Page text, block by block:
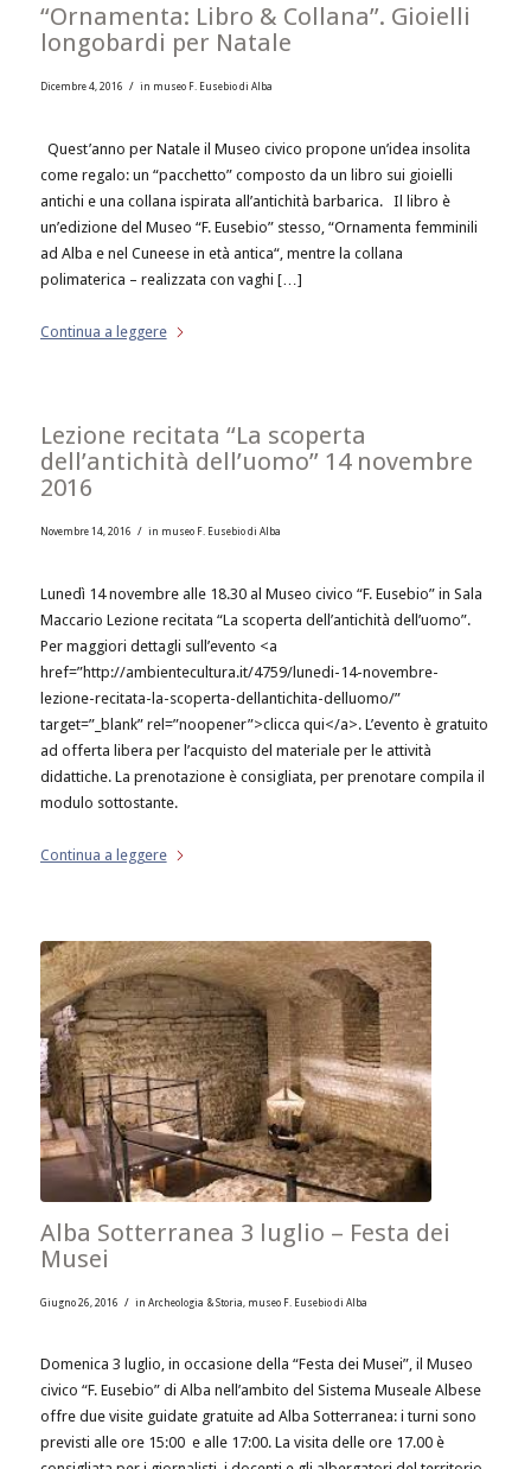
“Ornamenta: Libro & Collana”. Gioielli
longobardi per Natale
Dicembre 4, 2016 / in museo F. Eusebio di Alba
Quest’anno per Natale il Museo civico propone un’idea insolita
come regalo: un “pacchetto” composto da un libro sui gioielli
antichi e una collana ispirata all’antichità barbarica. Il libro è
un’edizione del Museo “F. Eusebio” stesso, “Ornamenta femminili
ad Alba e nel Cuneese in età antica“, mentre la collana
polimaterica – realizzata con vaghi […]
Continua a leggere
Lezione recitata “La scoperta
dell’antichità dell’uomo” 14 novembre
2016
Novembre 14, 2016 / in museo F. Eusebio di Alba
Lunedì 14 novembre alle 18.30 al Museo civico “F. Eusebio” in Sala
Maccario Lezione recitata “La scoperta dell’antichità dell’uomo”.
Per maggiori dettagli sull’evento <a
href=”http://ambientecultura.it/4759/lunedi-14-novembre-
lezione-recitata-la-scoperta-dellantichita-delluomo/”
target=”_blank” rel=”noopener”>clicca qui</a>. L’evento è gratuito
ad offerta libera per l’acquisto del materiale per le attività
didattiche. La prenotazione è consigliata, per prenotare compila il
modulo sottostante.
Continua a leggere
Alba Sotterranea 3 luglio – Festa dei
Musei
Giugno 26, 2016 / in Archeologia & Storia museo F. Eusebio di Alba
Domenica 3 luglio, in occasione della “Festa dei Musei”, il Museo
civico “F. Eusebio” di Alba nell’ambito del Sistema Museale Albese
offre due visite guidate gratuite ad Alba Sotterranea: i turni sono
previsti alle ore 15:00 e alle 17:00. La visita delle ore 17.00 è